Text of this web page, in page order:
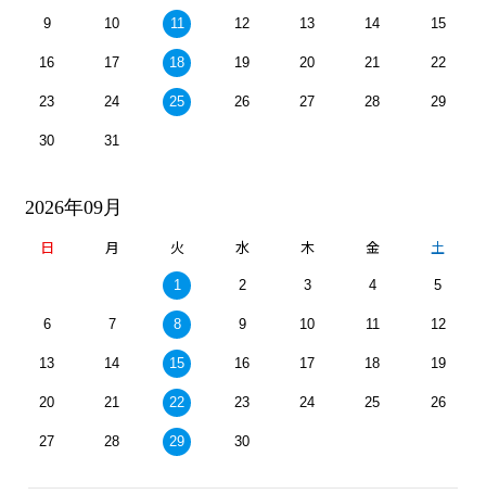
9 10 11 12 13 14 15
16 17 18 19 20 21 22
23 24 25 26 27 28 29
30 31
2026年09月
日 月 火 水 木 金 土
1 2 3 4 5
6 7 8 9 10 11 12
13 14 15 16 17 18 19
20 21 22 23 24 25 26
27 28 29 30